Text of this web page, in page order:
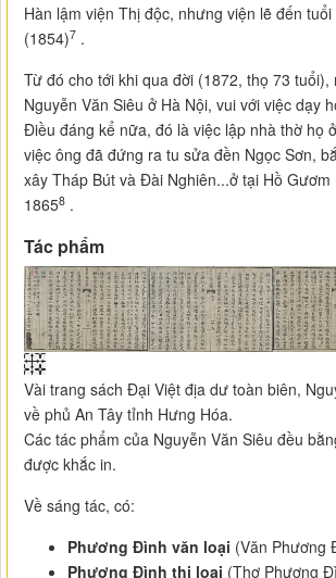
Hàn lậm viện Thị độc, nhưng viện lẽ đến
(1854)7 .
Từ đó cho tới khi qua đời (1872, thọ 73 tuổi),
Nguyễn Văn Siêu ở Hà Nội, vui với việc dạy
Điều đáng kể nữa, đó là việc lập nhà thờ họ
việc ông đã đứng ra tu sửa đền Ngọc Sơn,
xây Tháp Bút và Đài Nghiên...ở tại Hồ Gươm
18658 .
Tác phẩm
Vài trang sách Đại Việt địa dư toàn biên,
về phủ An Tây tỉnh Hưng Hóa.
Các tác phẩm của Nguyễn Văn Siêu đều
được khắc in.
Về sáng tác, có:
Phương Đình văn loại (Văn Phương
Phương Đình thi loại (Thơ Phương